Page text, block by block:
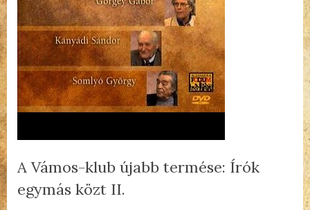
A Vámos-klub újabb termése: Írók
egymás közt II.